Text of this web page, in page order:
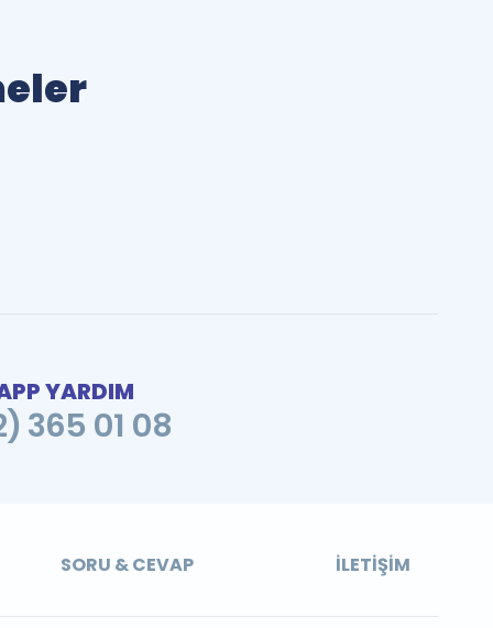
YARDIM
365 01 08
SORU & CEVAP İLETIŞIM